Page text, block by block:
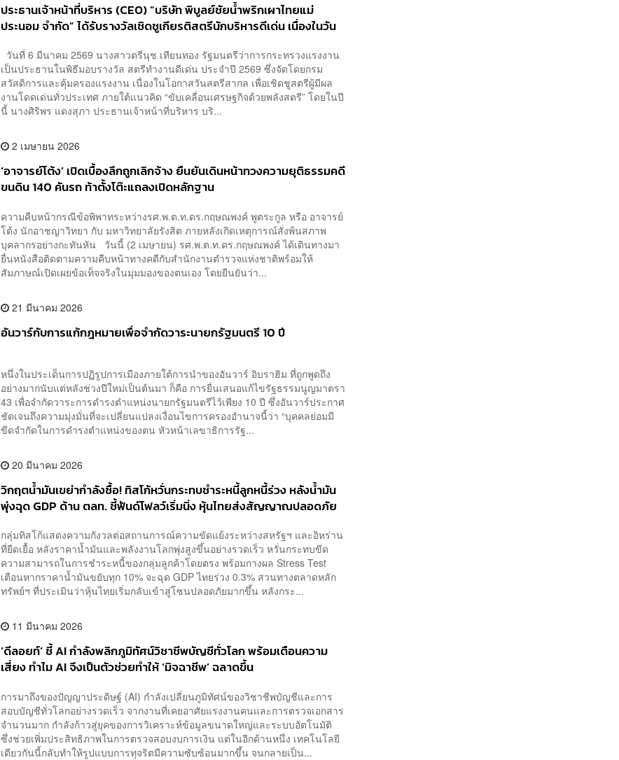
ประธานเจ้าหน้าที่บริหาร (CEO) “บริษัท พิบูลย์ชัยน้ำพริกเผาไทยแม่
ประนอม จำกัด” ได้รับรางวัลเชิดชูเกียรติสตรีนักบริหารดีเด่น เนื่องในวัน
ด้วยหัวใจ เพื่อส่งต่อรสชาติไทยที่ได้รับความไว้วางใจในระดับสากล
วันที่ 6 มีนาคม 2569 นางสาวตรีนุช เทียนทอง รัฐมนตรีว่าการกระทรวงแรงงาน
เป็นประธานในพิธีมอบรางวัล สตรีทำงานดีเด่น ประจำปี 2569 ซึ่งจัดโดยกรม
สวัสดิการและคุ้มครองแรงงาน เนื่องในโอกาสวันสตรีสากล เพื่อเชิดชูสตรีผู้มีผล
งานโดดเด่นทั่วประเทศ ภายใต้แนวคิด “ขับเคลื่อนเศรษฐกิจด้วยพลังสตรี” โดยในปี
นี้ นางศิริพร แดงสุภา ประธานเจ้าหน้าที่บริหาร บริ...
2 เมษายน 2026
‘อาจารย์โต้ง’ เปิดเบื้องลึกถูกเลิกจ้าง ยืนยันเดินหน้าทวงความยุติธรรมคดี
ขนดิน 140 คันรถ ท้าตั้งโต๊ะแถลงเปิดหลักฐาน
ความคืบหน้ากรณีข้อพิพาทระหว่างรศ.พ.ต.ท.ดร.กฤษณพงค์ พูตระกูล หรือ อาจารย์
โต้ง นักอาชญาวิทยา กับ มหาวิทยาลัยรังสิต ภายหลังเกิดเหตุการณ์สั่งพ้นสภาพ
บุคลากรอย่างกะทันหัน วันนี้ (2 เมษายน) รศ.พ.ต.ท.ดร.กฤษณพงค์ ได้เดินทางมา
ยื่นหนังสือติดตามความคืบหน้าทางคดีกับสำนักงานตำรวจแห่งชาติพร้อมให้
สัมภาษณ์เปิดเผยข้อเท็จจริงในมุมมองของตนเอง โดยยืนยันว่า...
21 มีนาคม 2026
อันวาร์กับการแก้กฎหมายเพื่อจำกัดวาระนายกรัฐมนตรี 10 ปี
หนึ่งในประเด็นการปฏิรูปการเมืองภายใต้การนำของอันวาร์ อิบราฮิม ที่ถูกพูดถึง
อย่างมากนับแต่หลังช่วงปีใหม่เป็นต้นมา ก็คือ การยื่นเสนอแก้ไขรัฐธรรมนูญมาตรา
43 เพื่อจำกัดวาระการดำรงตำแหน่งนายกรัฐมนตรีไว้เพียง 10 ปี ซึ่งอันวาร์ประกาศ
ชัดเจนถึงความมุ่งมั่นที่จะเปลี่ยนแปลงเงื่อนไขการครองอำนาจนี้ว่า “บุคคลย่อมมี
ขีดจำกัดในการดำรงตำแหน่งของตน หัวหน้าเลขาธิการรัฐ...
20 มีนาคม 2026
วิกฤตน้ำมันเขย่ากำลังซื้อ! ทิสโก้หวั่นกระทบชำระหนี้ลูกหนี้ร่วง หลังน้ำมัน
พุ่งฉุด GDP ด้าน ตลท. ชี้ฟันด์โฟลว์เริ่มนิ่ง หุ้นไทยส่งสัญญาณปลอดภัย
กลุ่มทิสโก้แสดงความกังวลต่อสถานการณ์ความขัดแย้งระหว่างสหรัฐฯ และอิหร่าน
ที่ยืดเยื้อ หลังราคาน้ำมันและพลังงานโลกพุ่งสูงขึ้นอย่างรวดเร็ว หวั่นกระทบขีด
ความสามารถในการชำระหนี้ของกลุ่มลูกค้าโดยตรง พร้อมกางผล Stress Test
เตือนหากราคาน้ำมันขยับทุก 10% จะฉุด GDP ไทยร่วง 0.3% สวนทางตลาดหลัก
ทรัพย์ฯ ที่ประเมินว่าหุ้นไทยเริ่มกลับเข้าสู่โซนปลอดภัยมากขึ้น หลังกระ...
11 มีนาคม 2026
‘ดีลอยท์’ ชี้ AI กำลังพลิกภูมิทัศน์วิชาชีพบัญชีทั่วโลก พร้อมเตือนความ
เสี่ยง ทำไม AI จึงเป็นตัวช่วยทำให้ ‘มิจฉาชีพ’ ฉลาดขึ้น
การมาถึงของปัญญาประดิษฐ์ (AI) กำลังเปลี่ยนภูมิทัศน์ของวิชาชีพบัญชีและการ
สอบบัญชีทั่วโลกอย่างรวดเร็ว จากงานที่เคยอาศัยแรงงานคนและการตรวจเอกสาร
จำนวนมาก กำลังก้าวสู่ยุคของการวิเคราะห์ข้อมูลขนาดใหญ่และระบบอัตโนมัติ
ซึ่งช่วยเพิ่มประสิทธิภาพในการตรวจสอบงบการเงิน แต่ในอีกด้านหนึ่ง เทคโนโลยี
เดียวกันนี้กลับทำให้รูปแบบการทุจริตมีความซับซ้อนมากขึ้น จนกลายเป็น...